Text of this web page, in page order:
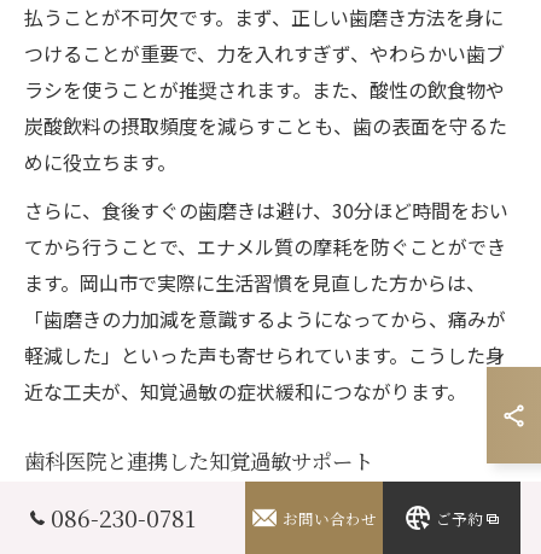
払うことが不可欠です。まず、正しい歯磨き方法を身に
つけることが重要で、力を入れすぎず、やわらかい歯ブ
ラシを使うことが推奨されます。また、酸性の飲食物や
炭酸飲料の摂取頻度を減らすことも、歯の表面を守るた
めに役立ちます。
さらに、食後すぐの歯磨きは避け、30分ほど時間をおい
てから行うことで、エナメル質の摩耗を防ぐことができ
ます。岡山市で実際に生活習慣を見直した方からは、
「歯磨きの力加減を意識するようになってから、痛みが
軽減した」といった声も寄せられています。こうした身
近な工夫が、知覚過敏の症状緩和につながります。
歯科医院と連携した知覚過敏サポート
知覚過敏が長引く場合やセルフケアで改善しない場合
086-230-0781 お問い合わせ ご予約